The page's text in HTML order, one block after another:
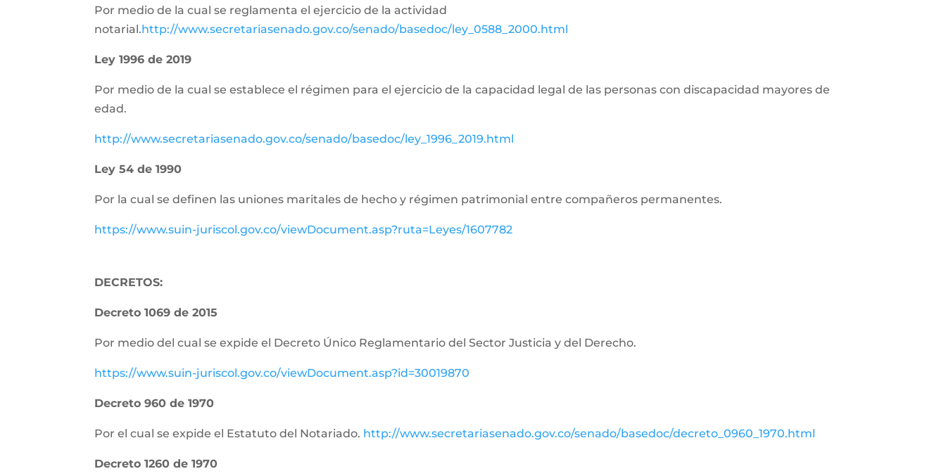
Por medio de la cual se reglamenta el ejercicio de la actividad
notarial.http://www.secretariasenado.gov.co/senado/basedoc/ley_0588_2000.html
Ley 1996 de 2019
Por medio de la cual se establece el régimen para el ejercicio de la capacidad legal de las personas con discapacidad mayores de
edad.
http://www.secretariasenado.gov.co/senado/basedoc/ley_1996_2019.html
Ley 54 de 1990
Por la cual se definen las uniones maritales de hecho y régimen patrimonial entre compañeros permanentes.
https://www.suin-juriscol.gov.co/viewDocument.asp?ruta=Leyes/1607782
DECRETOS:
Decreto 1069 de 2015
Por medio del cual se expide el Decreto Único Reglamentario del Sector Justicia y del Derecho.
https://www.suin-juriscol.gov.co/viewDocument.asp?id=30019870
Decreto 960 de 1970
Por el cual se expide el Estatuto del Notariado. http://www.secretariasenado.gov.co/senado/basedoc/decreto_0960_1970.html
Decreto 1260 de 1970